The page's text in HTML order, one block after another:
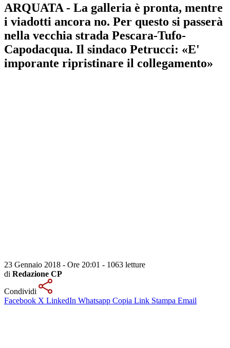
ARQUATA - La galleria è pronta, mentre
i viadotti ancora no. Per questo si passerà
nella vecchia strada Pescara-Tufo-
Capodacqua. Il sindaco Petrucci: «E'
imporante ripristinare il collegamento»
23 Gennaio 2018 - Ore 20:01 - 1063 letture
di Redazione CP
Condividi
Facebook X LinkedIn Whatsapp Copia Link Stampa Email